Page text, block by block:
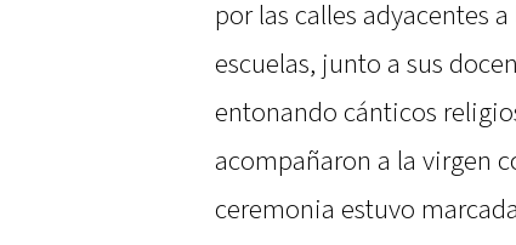
por las calles adyacentes
escuelas, junto a sus
entonando cánticos
acompañaron a la virgen
ceremonia estuvo